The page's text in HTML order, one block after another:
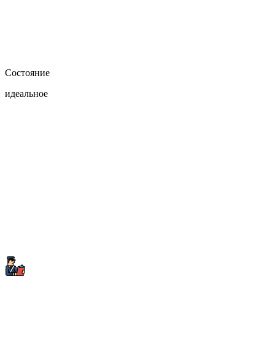
Состояние
идеальное